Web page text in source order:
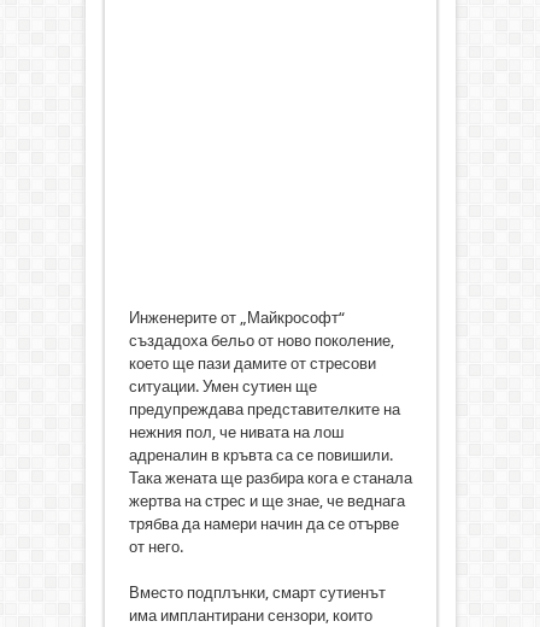
Инженерите от „Майкрософт“
създадоха бельо от ново поколение,
което ще пази дамите от стресови
ситуации. Умен сутиен ще
предупреждава представителките на
нежния пол, че нивата на лош
адреналин в кръвта са се повишили.
Така жената ще разбира кога е станала
жертва на стрес и ще знае, че веднага
трябва да намери начин да се отърве
от него.
Вместо подплънки, смарт сутиенът
има имплантирани сензори, които